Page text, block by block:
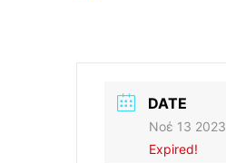
DATE
Νοέ 13 2023
Expired!